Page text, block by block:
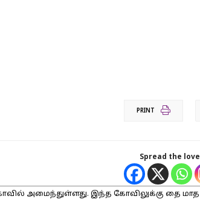
PRINT
Spread the love
கோவில் அமைந்துள்ளது. இந்த கோவிலுக்கு தை மாத